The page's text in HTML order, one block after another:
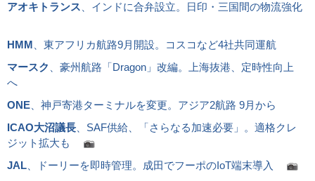
アオキトランス 、インドに合弁設立。日印・三国間の物流強化
HMM 、東アフリカ航路9月開設。コスコなど4社共同運航
マースク
、豪州航路「Dragon」改編。上海抜港、定時性向上
へ
ONE 、神戸寄港ターミナルを変更。アジア2航路 9月から
ICAO大沼議長 、SAF供給、「さらなる加速必要」。適格クレ
ジット拡大も
JAL 、ドーリーを即時管理。成田でフーポのIoT端末導入